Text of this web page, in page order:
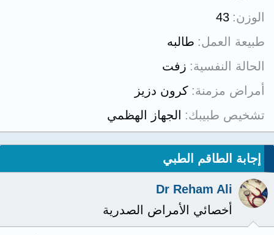
الوزن 43
طبيعة العمل طالبه
الحالة النفسية زفت
أمراض مزمنة كرون دزيز
تشخيص طبيبك
الجهاز الهظمي
إجابة الطاقم الطبي
Dr Reham Ali
أخصائي الأمراض الصدرية